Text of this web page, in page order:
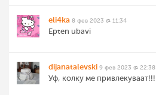
eli4ka 8 фев 2023 @ 11:34
Epten ubavi
dijanatalevski 9 фев 2023 @ 22:38
Уф, колку ме привлекуваат!!!